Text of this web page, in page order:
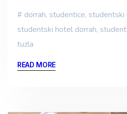
dorrah, studentice, studentski
studentski hotel dorrah,
tuzla
READ MORE